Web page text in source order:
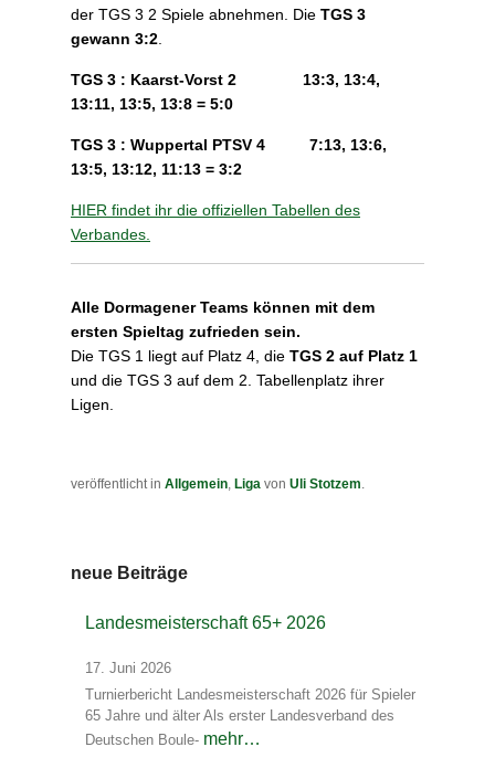
der TGS 3 2 Spiele abnehmen. Die TGS 3
gewann 3:2
TGS 3 : Kaarst-Vorst 2 13:3, 13:4,
13:11, 13:5, 13:8 = 5:0
TGS 3 : Wuppertal PTSV 4 7:13, 13:6,
13:5, 13:12, 11:13 = 3:2
HIER findet ihr die offiziellen Tabellen des
Verbandes.
Alle Dormagener Teams können mit dem
ersten Spieltag zufrieden sein.
Die TGS 1 liegt auf Platz 4, die TGS 2 auf Platz 1
und die TGS 3 auf dem 2. Tabellenplatz ihrer
Ligen.
veröffentlicht in Allgemein Liga von Uli Stotzem
neue Beiträge
Landesmeisterschaft 65+ 2026
17. Juni 2026
Turnierbericht Landesmeisterschaft 2026 für Spieler
65 Jahre und älter Als erster Landesverband des
Deutschen Boule- mehr…